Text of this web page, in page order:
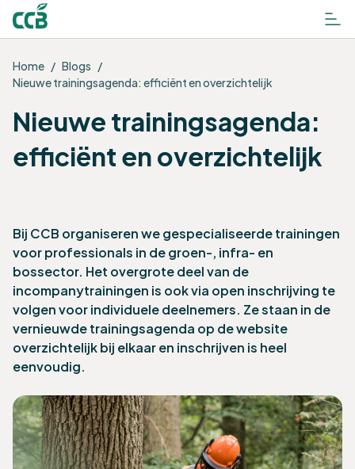
Home / Blogs /
Nieuwe trainingsagenda: efficiënt en overzichtelijk
Nieuwe trainingsagenda:
efficiënt en overzichtelijk
Bij CCB organiseren wegespecialiseerde trainingen
voor professionals in de groen-, infra- en
bossector. Het overgrote deel van de
incompanytrainingen is ook via open inschrijving te
volgen voor individuele deelnemers. Ze staan in de
vernieuwde trainingsagenda op de website
overzichtelijk bij elkaar en inschrijven is heel
eenvoudig.